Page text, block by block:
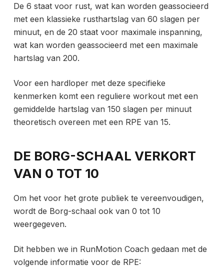
De 6 staat voor rust, wat kan worden geassocieerd
met een klassieke rusthartslag van 60 slagen per
minuut, en de 20 staat voor maximale inspanning,
wat kan worden geassocieerd met een maximale
hartslag van 200.
Voor een hardloper met deze specifieke
kenmerken komt een reguliere workout met een
gemiddelde hartslag van 150 slagen per minuut
theoretisch overeen met een RPE van 15.
DE BORG-SCHAAL VERKORT
VAN 0 TOT 10
Om het voor het grote publiek te vereenvoudigen,
wordt de Borg-schaal ook van 0 tot 10
weergegeven.
Dit hebben we in RunMotion Coach gedaan met de
volgende informatie voor de RPE: